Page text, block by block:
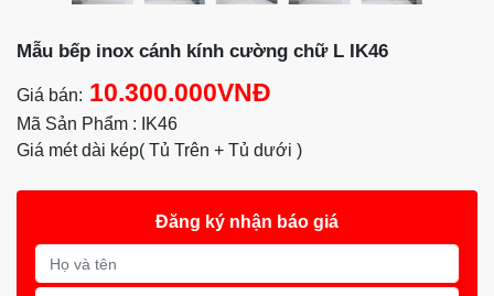
Mẫu bếp inox cánh kính cường chữ L IK46
Giá bán: 10.300.000VNĐ
Mã Sản Phẩm : IK46
Giá mét dài kép( Tủ Trên + Tủ dưới )
Đăng ký nhận báo giá